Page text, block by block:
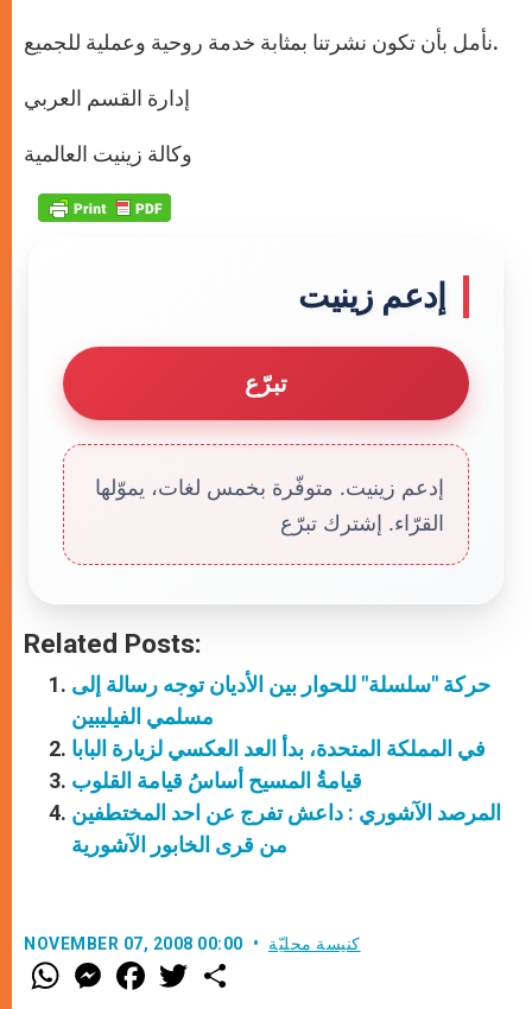
نأمل بأن تكون نشرتنا بمثابة خدمة روحية وعملية للجميع.
إدارة القسم العربي
وكالة زينيت العالمية
إدعم زينيت
تبرّع
إدعم زينيت. متوفّرة بخمس لغات، يموّلها
القرّاء. إشترك تبرّع
Related Posts:
حركة "سلسلة" للحوار بين الأديان توجه رسالة إلى
مسلمي الفيليبين
في المملكة المتحدة، بدأ العد العكسي لزيارة البابا
قيامةُ المسيح أساسُ قيامة القلوب
المرصد الآشوري : داعش تفرج عن احد المختطفين
من قرى الخابور الآشورية
NOVEMBER 07, 2008 00:00 كنيسة محليّة
W
h
M
e
F
a w